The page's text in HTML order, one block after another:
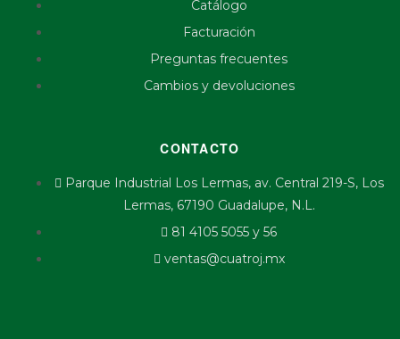
Catálogo
Facturación
Preguntas frecuentes
Cambios y devoluciones
CONTACTO
Parque Industrial Los Lermas, av. Central 219-S, Los
Lermas, 67190 Guadalupe, N.L.
81 4105 5055 y 56
ventas@cuatroj.mx